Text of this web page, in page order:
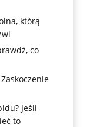
którą
co
Jeśli
to